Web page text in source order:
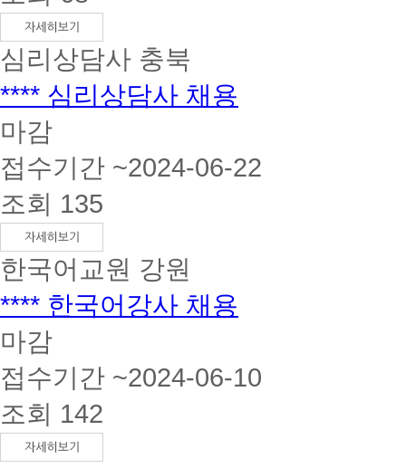
심리상담사 충북
**** 심리상담사 채용
마감
접수기간 ~2024-06-22
조회 135
한국어교원 강원
**** 한국어강사 채용
마감
접수기간 ~2024-06-10
조회 142